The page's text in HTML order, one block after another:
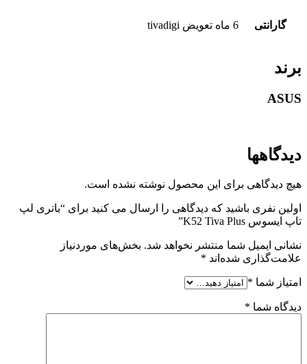
گارانتی 6 ماه تعویض tivadigi
برند
ASUS
دیدگاهها
هیچ دیدگاهی برای این محصول نوشته نشده است.
اولین نفری باشید که دیدگاهی را ارسال می کنید برای “باتری لپ
تاپ ایسوس K52 Tiva Plus”
نشانی ایمیل شما منتشر نخواهد شد. بخش‌های موردنیاز
علامت‌گذاری شده‌اند *
امتیاز شما *
دیدگاه شما *